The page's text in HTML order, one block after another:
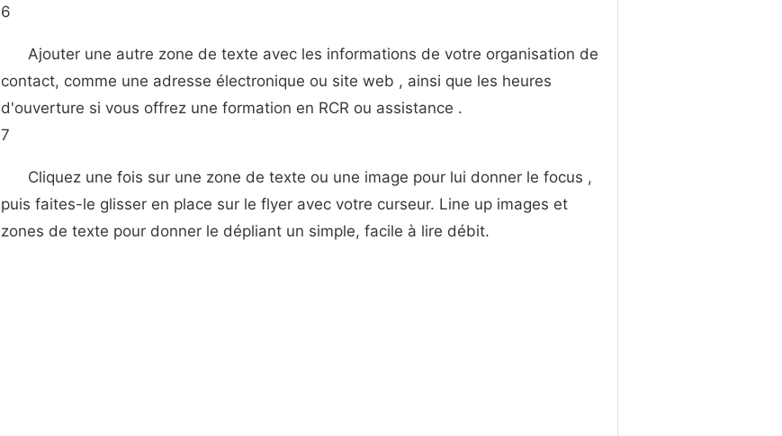
6
Ajouter une autre zone de texte avec les informations de votre organisation de
contact, comme une adresse électronique ou site web , ainsi que les heures
d'ouverture si vous offrez une formation en RCR ou assistance .
7
Cliquez une fois sur une zone de texte ou une image pour lui donner le focus ,
puis faites-le glisser en place sur le flyer avec votre curseur. Line up images et
zones de texte pour donner le dépliant un simple, facile à lire débit.